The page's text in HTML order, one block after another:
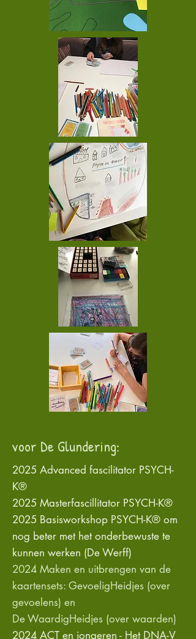
voor De Glundering:
2025 Advanced fascilitator PSYCH-
K®
2025 Masterfascillitator PSYCH-K®
2025 Basisworkshop PSYCH-K® om
nog beter met het onderbewuste te
kunnen werken (De Werff)
2024 Maken en uitbrengen van de
kaartensets: GevoeligHeidjes (over
gevoelens) en
De WaardigHeidjes (over waarden)
2024 ACT en jongeren - Het DNA-V